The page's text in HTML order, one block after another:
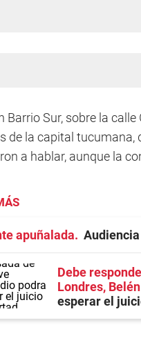
Barrio Sur, sobre la
de la capital tucumana,
a hablar, aunque la
apuñalada
Debe
Londres, Belén
esperar el